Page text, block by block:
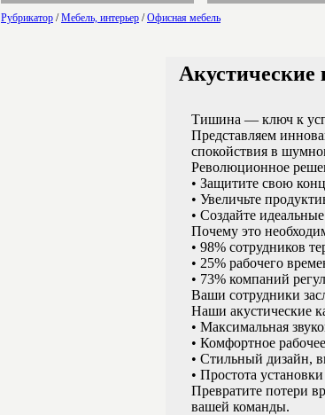
Рубрикатор /Мебель, интерьер /Офисная мебель
Тишина — ключ к
Представляем
спокойствия в
Революционное
• Защитите свою
• Увеличьте
• Создайте
Почему это
• 98% сотрудников
• 25% рабочего
• 73% компаний
Ваши сотрудники
Наши акустические
• Максимальная
• Комфортное
• Стильный дизайн,
• Простота
Превратите потери
вашей команды.